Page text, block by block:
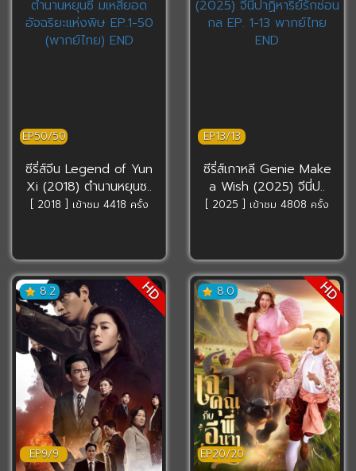
EP50/50
ซีรี่ส์จีน Legend of Yun
Xi (2018) ตำนานหยุนซ..
[ 2018 ] เข้าชม 4418 ครั้ง
EP13/13
ซีรี่ส์เกาหลี Genie Make
a Wish (2025) จีนี่ป..
[ 2025 ] เข้าชม 4808 ครั้ง
8.2
EP9/9
HD 8.0
EP20/20
HD